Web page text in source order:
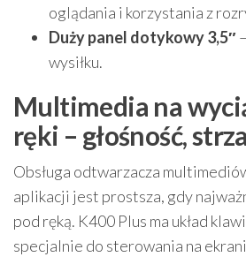
oglądania i korzystania z
Duży panel dotykowy 3,5″
wysiłku.
Multimedia na
ręki – głośność,
Obsługa odtwarzacza
aplikacji jest prostsza, gdy
pod ręką. K400 Plus ma układ
specjalnie do sterowania na